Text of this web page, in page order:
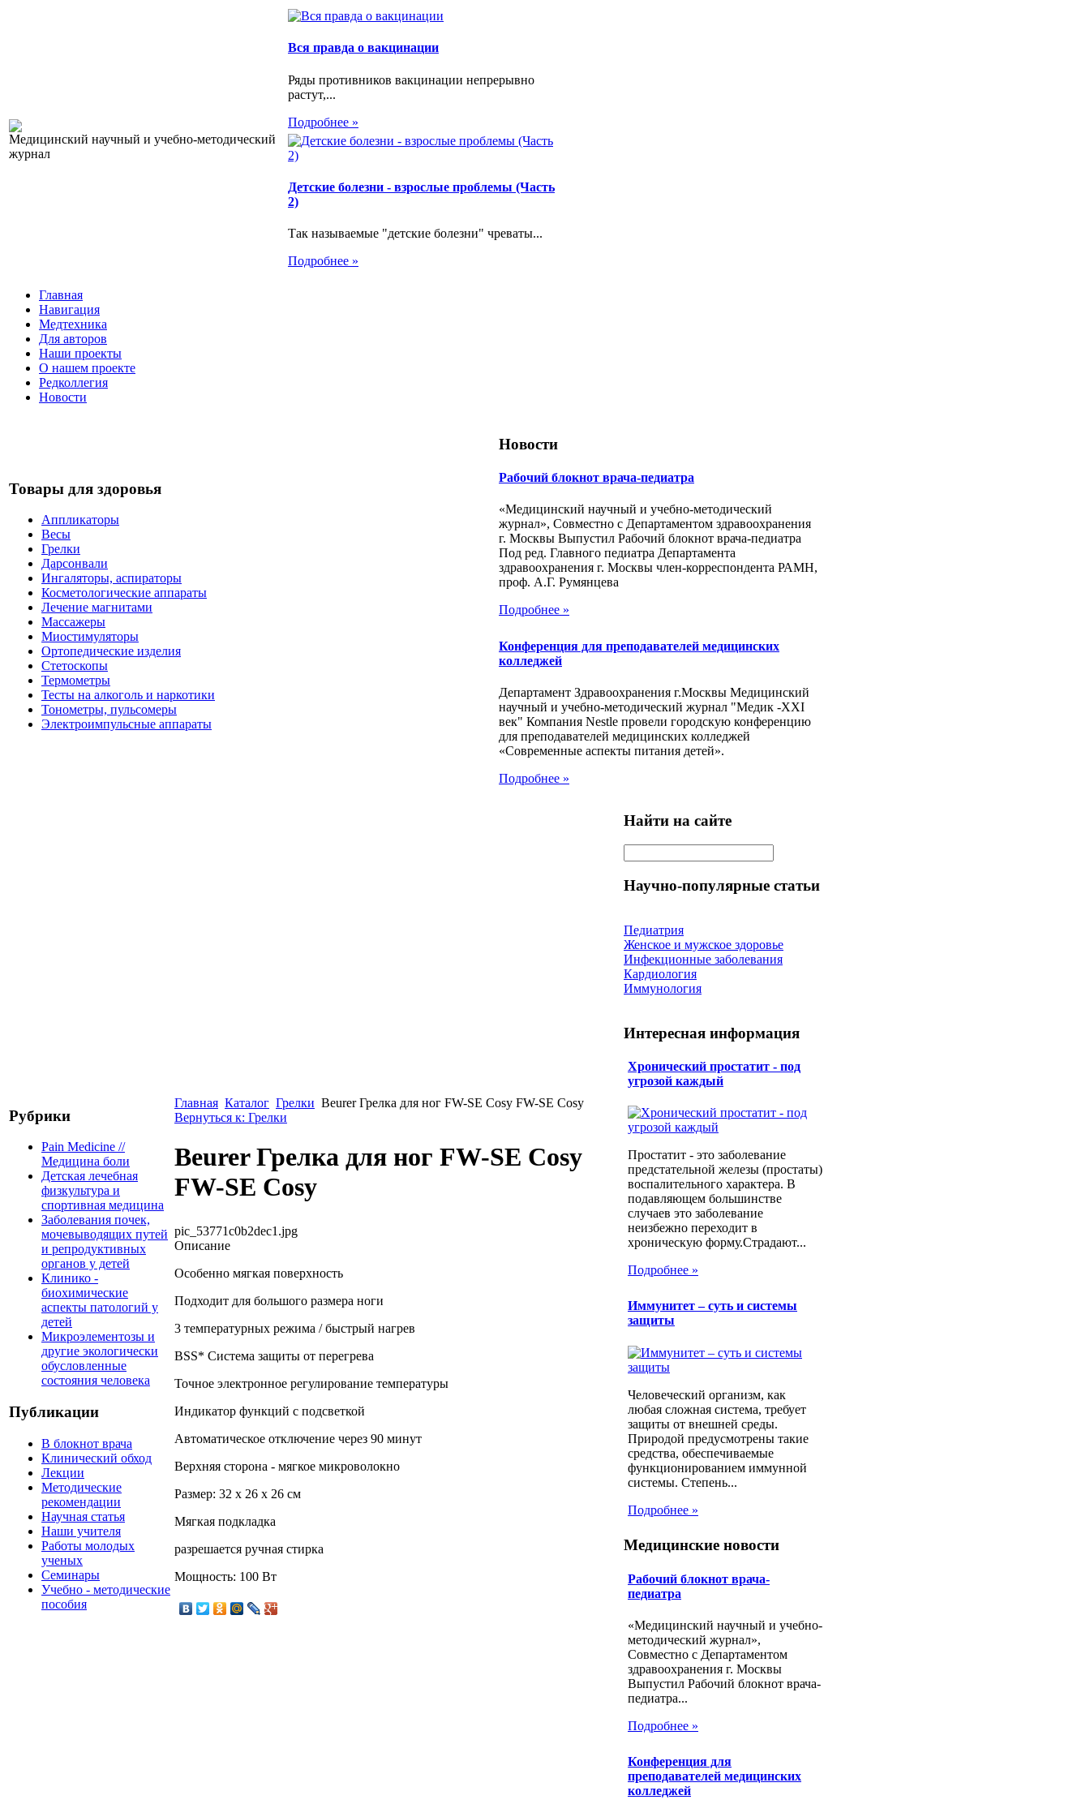
Медицинский научный и учебно-методический
журнал
Вся правда о вакцинации
Ряды противников вакцинации непрерывно
растут,...
Подробнее »
Детские болезни - взрослые проблемы (Часть
2)
Так называемые "детские болезни" чреваты...
Подробнее »
Главная
Навигация
Медтехника
Для авторов
Наши проекты
О нашем проекте
Редколлегия
Новости
Товары для здоровья
Аппликаторы
Весы
Грелки
Дарсонвали
Ингаляторы, аспираторы
Косметологические аппараты
Лечение магнитами
Массажеры
Миостимуляторы
Ортопедические изделия
Стетоскопы
Термометры
Тесты на алкоголь и наркотики
Тонометры, пульсомеры
Электроимпульсные аппараты
Новости
Рабочий блокнот врача-педиатра
«Медицинский научный и учебно-методический
журнал», Совместно с Департаментом здравоохранения
г. Москвы Выпустил Рабочий блокнот врача-педиатра
Под ред. Главного педиатра Департамента
здравоохранения г. Москвы член-корреспондента РАМН,
проф. А.Г. Румянцева
Подробнее »
Конференция для преподавателей медицинских
колледжей
Департамент Здравоохранения г.Москвы Медицинский
научный и учебно-методический журнал "Медик -ХХI
век" Компания Nestle провели городскую конференцию
для преподавателей медицинских колледжей
«Современные аспекты питания детей».
Подробнее »
Рубрики
Pain Medicine //
Медицина боли
Детская лечебная
физкультура и
спортивная медицина
Заболевания почек,
мочевыводящих путей
и репродуктивных
органов у детей
Клинико -
биохимические
аспекты патологий у
детей
Микроэлементозы и
другие экологически
обусловленные
состояния человека
Публикации
В блокнот врача
Клинический обход
Лекции
Методические
рекомендации
Научная статья
Наши учителя
Работы молодых
ученых
Семинары
Учебно - методические
пособия
Главная Каталог Грелки Beurer Грелка для ног FW-SE Cosy FW-SE Cosy
Вернуться к: Грелки
Beurer Грелка для ног FW-SE Cosy
FW-SE Cosy
pic_53771c0b2dec1.jpg
Описание
Особенно мягкая поверхность
Подходит для большого размера ноги
3 температурных режима / быстрый нагрев
BSS* Система защиты от перегрева
Точное электронное регулирование температуры
Индикатор функций с подсветкой
Автоматическое отключение через 90 минут
Верхняя сторона - мягкое микроволокно
Размер: 32 x 26 x 26 см
Мягкая подкладка
разрешается ручная стирка
Мощность: 100 Вт
Найти на сайте
Научно-популярные статьи
Педиатрия
Женское и мужское здоровье
Инфекционные заболевания
Кардиология
Иммунология
Интересная информация
Хронический простатит - под
угрозой каждый
Простатит - это заболевание
предстательной железы (простаты)
воспалительного характера. В
подавляющем большинстве
случаев это заболевание
неизбежно переходит в
хроническую форму.Страдают...
Подробнее »
Иммунитет – суть и системы
защиты
Человеческий организм, как
любая сложная система, требует
защиты от внешней среды.
Природой предусмотрены такие
средства, обеспечиваемые
функционированием иммунной
системы. Степень...
Подробнее »
Медицинские новости
Рабочий блокнот врача-
педиатра
«Медицинский научный и учебно-
методический журнал»,
Совместно с Департаментом
здравоохранения г. Москвы
Выпустил Рабочий блокнот врача-
педиатра...
Подробнее »
Конференция для
преподавателей медицинских
колледжей